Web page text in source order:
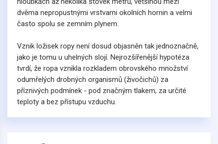
dvěma nepropustnými vrstvami okolních hornin a velmi
často spolu se zemním plynem.
Vznik ložisek ropy není dosud objasněn tak jednoznačně,
jako je tomu u uhelných slojí. Nejrozšířenější hypotéza
tvrdí, že ropa vznikla rozkladem obrovského množství
odumřelých drobných organismů (živočichů) za
příznivých podmínek - pod značným tlakem, za určité
teploty a bez přístupu vzduchu.